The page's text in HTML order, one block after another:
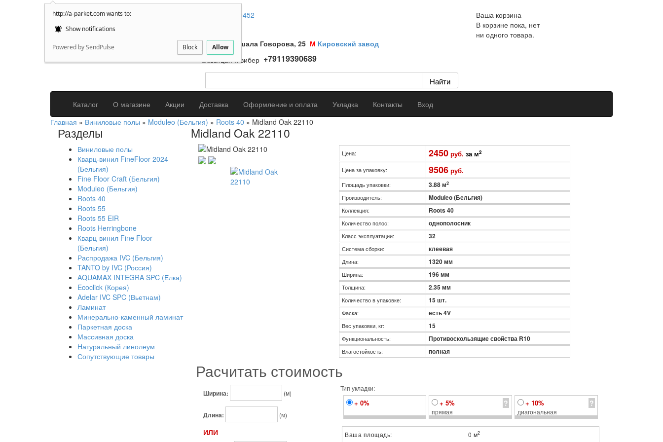
http://a-parket.com wants to:
Show notifications
Powered by SendPulse Block Allow
+7(921)9669452
улица Маршала Говорова, 25 М Кировский завод
+79119390689
Ваша корзина
В корзине пока, нет
ни одного товара.
Каталог О магазине Акции Доставка Оформление и оплата Укладка Контакты
Вход
Главная » Виниловые полы » Moduleo (Бельгия) » Roots 40 » Midland Oak 22110
Разделы
Виниловые полы
Кварц-винил FineFloor 2024
(Бельгия)
Fine Floor Craft (Бельгия)
Moduleo (Бельгия)
Roots 40
Roots 55
Roots 55 EIR
Roots Herringbone
Кварц-винил Fine Floor
(Бельгия)
Распродажа IVC (Бельгия)
TANTO by IVC (Россия)
AQUAMAX INTEGRA SPC (Елка)
Ecoclick (Корея)
Adelar IVC SPC (Вьетнам)
Ламинат
Минерально-каменный ламинат
Паркетная доска
Массивная доска
Натуральный линолеум
Сопутствующие товары
Midland Oak 22110
Цена: 2450руб. за м2
Цена за упаковку: 9506руб.
Площадь упаковки: 3.88 м2
Производитель: Moduleo (Бельгия)
Коллекция: Roots 40
Количество полос: однополосник
Класс эксплуатации: 32
Система сборки: клеевая
Длина: 1320 мм
Ширина: 196 мм
Толщина: 2.35 мм
Количество в упаковке: 15 шт.
Фаска: есть 4V
Вес упаковки, кг: 15
Функциональность: Противоскользящие свойства R10
Влагостойкость: полная
Расчитать стоимость
Ширина: (м)
Длина: (м)
ИЛИ
Тип укладки:
+ 0% + 5%
прямая
? + 10%
диагональная
?
Ваша площадь: 0 м2